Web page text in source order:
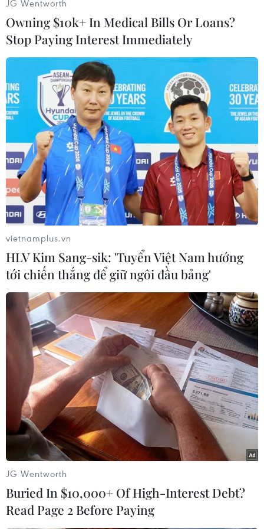
#Tác phẩm nghệ thuật
#Tác phẩm từ rêu
#Mảng xanh thực vật
Nhanh chóng hoàn thiện
dự án kết nối vùng, sân bay
Long Thành
06/08/2026 15:07
Nhận định Việt Nam vs
Campuchia: Vì sao thầy trò
HLV Kim Sang-sik cần
giành ngôi đầu bảng?
06/08/2026 11:05
JG Wentworth
Owning $10k+ In Medical Bills Or Loans?
Stop Paying Interest Immediately
vietnamplus.vn
HLV Kim Sang-sik: 'Tuyển Việt Nam hướng
tới chiến thắng để giữ ngôi đầu bảng'
JG Wentworth
Buried In $10,000+ Of High-Interest Debt?
Read Page 2 Before Paying